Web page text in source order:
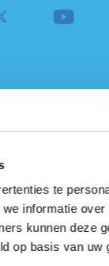
te
informatie
kunnen deze
op basis van